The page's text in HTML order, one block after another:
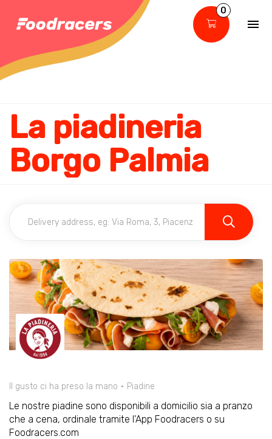
0
La piadineria
Borgo Palmia
Il gusto ci ha preso la mano Piadine
Le nostre piadine sono disponibili a domicilio sia a pranzo
che a cena, ordinale tramite l'App Foodracers o su
Foodracers.com